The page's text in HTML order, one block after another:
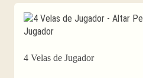
alto
a
4 Velas de Jugador